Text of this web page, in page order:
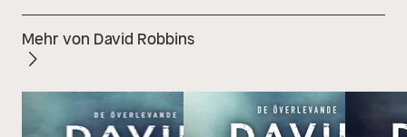
Mehr von David Robbins